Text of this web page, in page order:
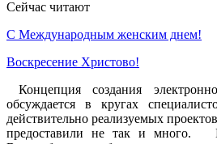
Сейчас читают
С Международным женским днем!
Воскресение Xристово!
Концепция создания
обсуждается в кругах
действительно реализуемых
предоставили не так и много.